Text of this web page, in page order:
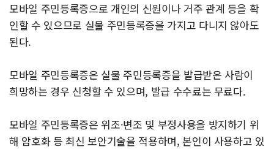
모바일 주민등록증으로 개인의 신원이나 거주 관계 등을 확
인할 수 있으므로 실물 주민등록증을 가지고 다니지 않아도
된다.
모바일 주민등록증은 실물 주민등록증을 발급받은 사람이
희망하는 경우 신청할 수 있으며, 발급 수수료는 무료다.
모바일 주민등록증은 위조·변조 및 부정사용을 방지하기 위
해 암호화 등 최신 보안기술을 적용하며, 본인이 사용하고 있